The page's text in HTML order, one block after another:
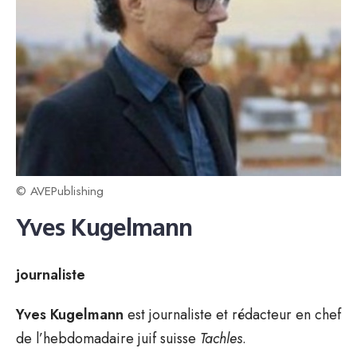
© AVEPublishing
Yves Kugelmann
journaliste
Yves Kugelmann est journaliste et rédacteur en chef
de l’hebdomadaire juif suisse Tachles.